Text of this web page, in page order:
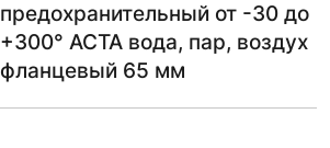
предохранительный от -30 до
+300° АСТА вода, пар, воздух
фланцевый 65 мм